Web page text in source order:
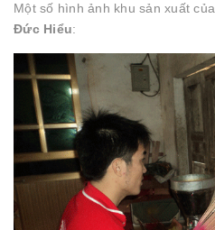
Một số hình ảnh khu sản xuất của
Đức Hiểu: